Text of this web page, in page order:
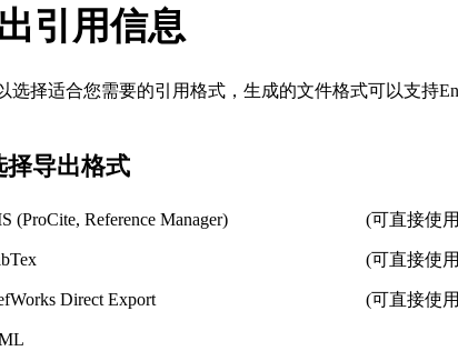
引用信息
选择适合您需要的引用格式，生成的文件格式可以支持
择导出格式
(ProCite, Reference Manager) (可直接使
(可直接使
Direct Export (可直接使